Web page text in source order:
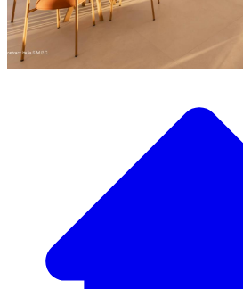
Scopri la nostra ampia selezione di
Il Nostro